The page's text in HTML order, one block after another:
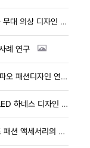
[21권4호] 3D 가상착의 프로그램 활용 무대 의상 디자인 전개
례 연구
[21권4호] 전지 기법을 활용한 현대 치파오 패션디자인 연구
[21권4호] 아두이노를 활용한 반려견 LED 하네스 디자인 개발 연구
[21권4호] 메이크코드를 활용한 스마트 패션 액세서리의 사용자 참여형 코딩 설계